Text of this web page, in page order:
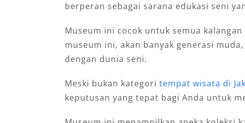
berperan sebagai sarana edukasi seni
Museum ini cocok untuk semua
museum ini, akan banyak generasi
dengan dunia seni.
Meski bukan kategori tempat wisata di
keputusan yang tepat bagi Anda untuk